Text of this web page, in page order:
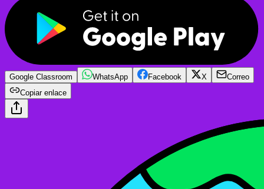
Google Classroom WhatsApp Facebook X
Correo
Copiar enlace